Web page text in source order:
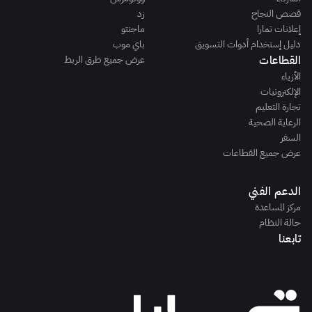
قصص النجاح
إعلانات تمارا
دليل إستخدام أدوات التسويق
القطاعات
الأزياء
الإلكترونيات
تجارة التعليم
الرعاية الصحية
السفر
عرض جميع القطاعات
زد
ماجنتو
باي موب
عرض جميع طرق الربط
الدعم الفني
مركز المساعدة
حالة النظام
تابعنا